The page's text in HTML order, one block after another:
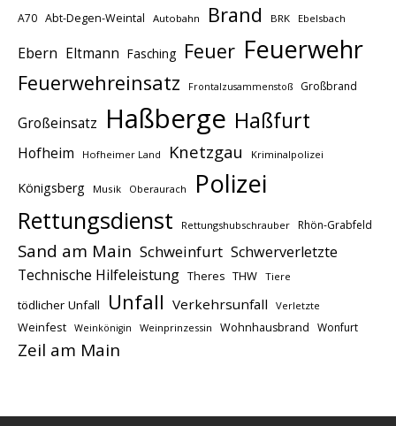
A70 Abt-Degen-Weintal Autobahn Brand BRK Ebelsbach
Ebern Eltmann Fasching Feuer Feuerwehr
Feuerwehreinsatz Frontalzusammenstoß Großbrand
Großeinsatz Haßberge Haßfurt
Hofheim Hofheimer Land Knetzgau Kriminalpolizei
Königsberg Musik Oberaurach Polizei
Rettungsdienst Rettungshubschrauber Rhön-Grabfeld
Sand am Main Schweinfurt Schwerverletzte
Technische Hilfeleistung Theres THW Tiere
tödlicher Unfall Unfall Verkehrsunfall Verletzte
Weinfest Weinkönigin Weinprinzessin Wohnhausbrand Wonfurt
Zeil am Main